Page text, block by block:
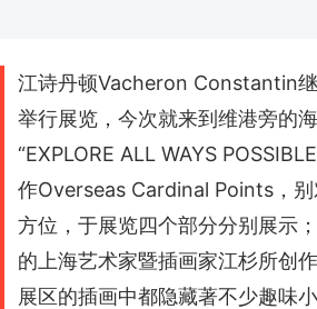
江诗丹顿Vacheron Constantin
举行展览，今次就来到维港旁的
“EXPLORE ALL WAYS
作Overseas Cardinal Points，
方位，于展览四个部分分别展示
的上海艺术家暨插画家江杉所创
展区的插画中都隐藏著不少趣味